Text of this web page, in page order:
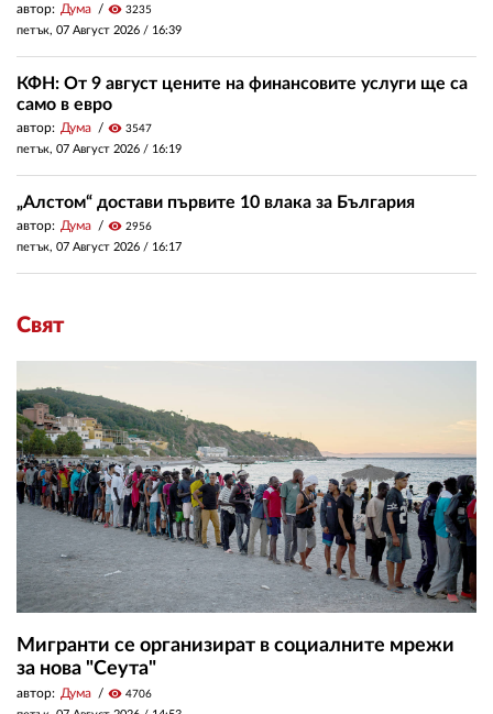
автор: Дума visibility 3235
петък, 07 Август 2026 / 16:39
КФН: От 9 август цените на финансовите услуги ще са
само в евро
автор: Дума visibility 3547
петък, 07 Август 2026 / 16:19
„Алстом“ достави първите 10 влака за България
автор: Дума visibility 2956
петък, 07 Август 2026 / 16:17
Свят
Мигранти се организират в социалните мрежи
за нова "Сеута"
автор: Дума visibility 4706